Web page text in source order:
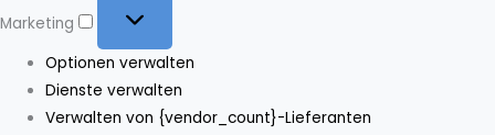
Marketing
Optionen verwalten
Dienste verwalten
Verwalten von {vendor_count}-Lieferanten